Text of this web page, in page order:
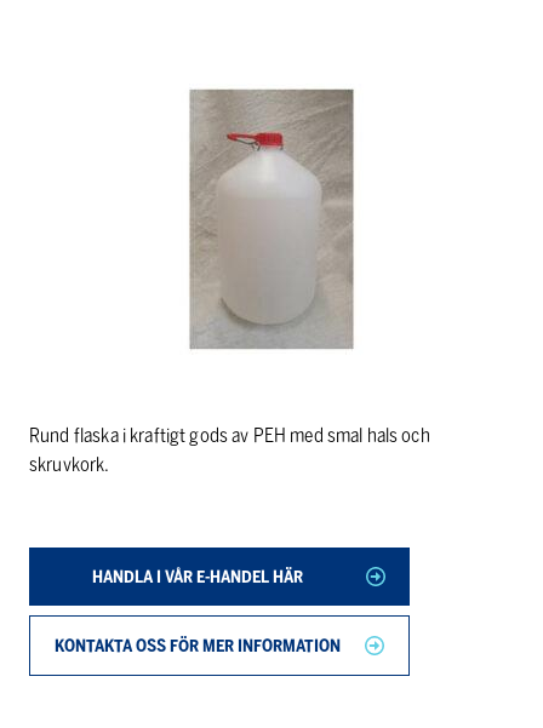
Rund flaska i kraftigt gods av PEH med smal hals och
skruvkork.
HANDLA I VÅR E-HANDEL HÄR
KONTAKTA OSS FÖR MER INFORMATION